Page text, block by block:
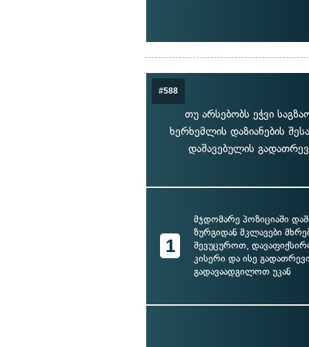
#588
თუ არსებობს ეჭვი
ხერხემლის დაზიანების
დაშავებულის
1
მჯდომარე პოზიციაში
ზურგიდან მკლავები
შევუცუროთ,
კისერი და ისე
გადავაადგილოთ უკან